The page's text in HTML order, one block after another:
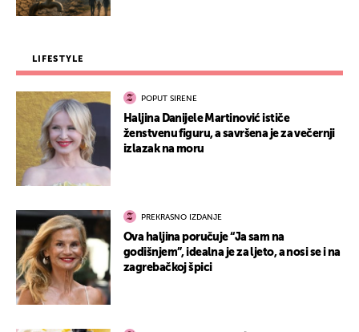
LIFESTYLE
POPUT SIRENE
Haljina Danijele Martinović ističe
ženstvenu figuru, a savršena je za večernji
izlazak na moru
PREKRASNO IZDANJE
Ova haljina poručuje “Ja sam na
godišnjem”, idealna je za ljeto, a nosi se i na
zagrebačkoj špici